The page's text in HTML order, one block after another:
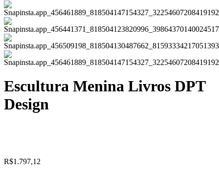
Escultura Menina Livros DPT
Design
R$1.797,12